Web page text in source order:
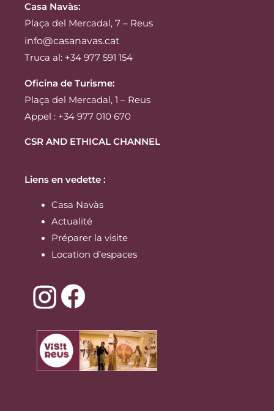
Casa Navàs:
Plaça del Mercadal, 7 – Reus
info@casanavas.cat
Truca al: +34 977 591 154
Oficina de Turisme:
Plaça del Mercadal, 1 – Reus
Appel : +34 977 010 670
CSR AND ETHICAL CHANNEL
Liens en vedette :
Casa Navàs
Actualité
Préparer la visite
Location d’espaces